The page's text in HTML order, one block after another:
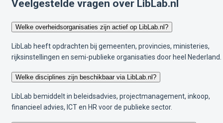
Veelgestelde vragen over LibLab.nl
Welke overheidsorganisaties zijn actief op LibLab.nl?
LibLab heeft opdrachten bij gemeenten, provincies, ministeries,
rijksinstellingen en semi-publieke organisaties door heel Nederland.
Welke disciplines zijn beschikbaar via LibLab.nl?
LibLab bemiddelt in beleidsadvies, projectmanagement, inkoop,
financieel advies, ICT en HR voor de publieke sector.